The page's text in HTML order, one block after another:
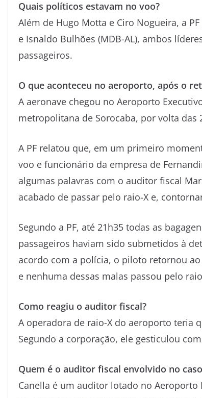
Quais políticos estavam no voo?
Além de Hugo Motta e Ciro Nogueira, a
e Isnaldo Bulhões (MDB-AL), ambos
passageiros.
O que aconteceu no aeroporto, após o
A aeronave chegou no Aeroporto
metropolitana de Sorocaba, por volta das
A PF relatou que, em um primeiro
voo e funcionário da empresa de
algumas palavras com o auditor fiscal
acabado de passar pelo raio-X e,
Segundo a PF, até 21h35 todas as
passageiros haviam sido submetidos à
acordo com a polícia, o piloto retornou
e nenhuma dessas malas passou pelo
Como reagiu o auditor fiscal?
A operadora de raio-X do aeroporto teria
Segundo a corporação, ele gesticulou
Quem é o auditor fiscal envolvido no
Canella é um auditor lotado no Aeroporto